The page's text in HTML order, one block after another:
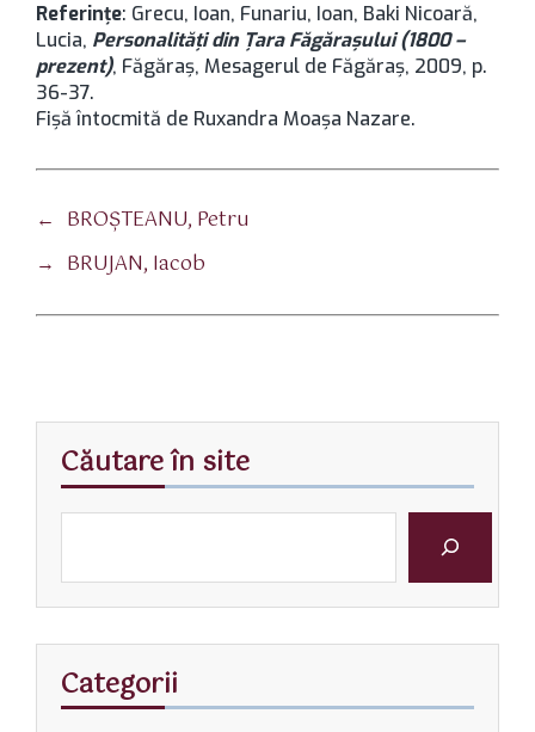
Referințe: Grecu, Ioan, Funariu, Ioan, Baki Nicoară,
Lucia, Personalități din Țara Făgărașului (1800 –
prezent), Făgăraș, Mesagerul de Făgăraș, 2009, p.
36-37.
Fișă întocmită de Ruxandra Moașa Nazare.
← BROŞTEANU, Petru
→ BRUJAN, Iacob
Căutare în site
Categorii